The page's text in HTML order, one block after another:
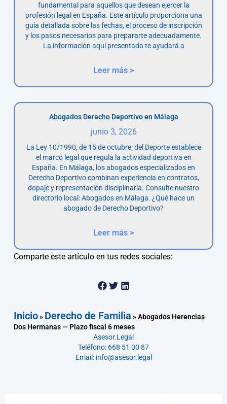
fundamental para aquellos que desean ejercer la
profesión legal en España. Este artículo proporciona una
guía detallada sobre las fechas, el proceso de inscripción
y los pasos necesarios para prepararte adecuadamente.
La información aquí presentada te ayudará a
Leer más >
Abogados Derecho Deportivo en Málaga
junio 3, 2026
La Ley 10/1990, de 15 de octubre, del Deporte establece
el marco legal que regula la actividad deportiva en
España. En Málaga, los abogados especializados en
Derecho Deportivo combinan experiencia en contratos,
dopaje y representación disciplinaria. Consulte nuestro
directorio local: Abogados en Málaga. ¿Qué hace un
abogado de Derecho Deportivo?
Leer más >
Comparte este artículo en tus redes sociales:
Inicio» Derecho de Familia »Abogados Herencias
Dos Hermanas — Plazo fiscal 6 meses
Asesor.Legal
Teléfono: 668 51 00 87
Email: info@asesor.legal